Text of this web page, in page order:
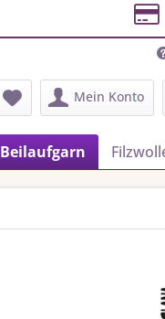
Mein Konto
Beilaufgarn